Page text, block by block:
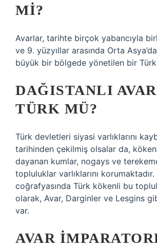
MI?
Avarlar, tarihte birçok yabancıyla
ve 9. yüzyıllar arasında Orta
büyük bir bölgede yönetilen bir
DAĞISTANLI
TÜRK MÜ?
Türk devletleri siyasi varlıklarını
tarihinden çekilmiş olsalar da,
dayanan kumlar, nogays ve
topluluklar varlıklarını
coğrafyasında Türk kökenli bu
olarak, Avar, Darginler ve Lesgins
var.
AVAR